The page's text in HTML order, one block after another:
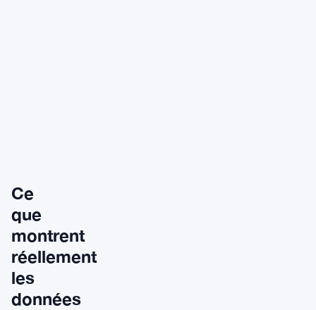
Ce
que
montrent
réellement
les
données